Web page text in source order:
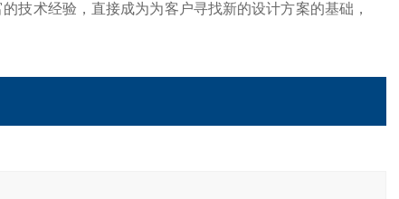
技术经验，直接成为为客户寻找新的设计方案的基础，